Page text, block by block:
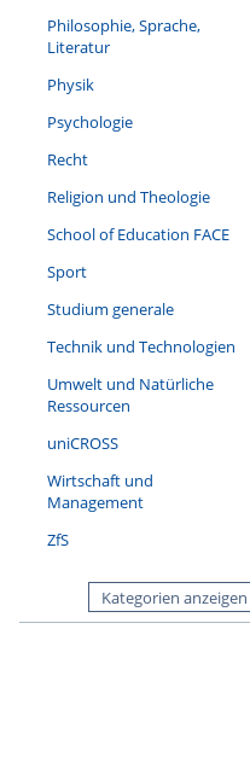
Philosophie, Sprache,
Literatur
Physik
Psychologie
Recht
Religion und Theologie
School of Education FACE
Sport
Studium generale
Technik und Technologien
Umwelt und Natürliche
Ressourcen
uniCROSS
Wirtschaft und
Management
ZfS
Kategorien anzeigen